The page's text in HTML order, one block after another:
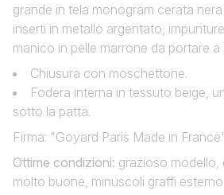
grande in tela monogram cerata
inserti in metallo argentato,
manico in pelle marrone da portare a
Chiusura con moschettone.
Fodera interna in tessuto beige,
sotto la patta.
Firma: "Goyard Paris Made in
Ottime condizioni: grazioso modello,
molto buone, minuscoli graffi esterno